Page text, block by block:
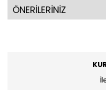
ÖNERİLERİNİZ